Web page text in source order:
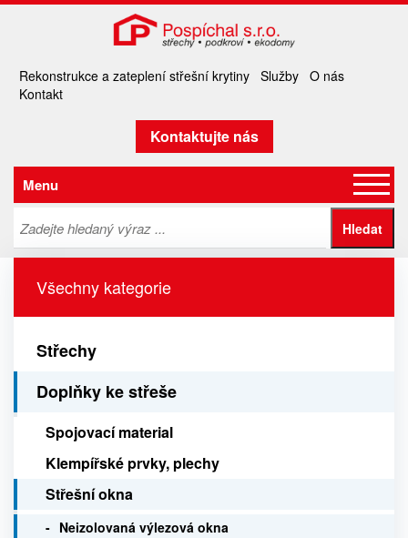
Rekonstrukce a zateplení střešní krytiny Služby O nás
Kontakt
Kontaktujte nás
Menu
Všechny kategorie
Střechy
Doplňky ke střeše
Spojovací material
Klempířské prvky, plechy
Střešní okna
Neizolovaná výlezová okna